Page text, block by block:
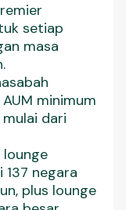
setiap
masa
minimum
dari
lounge
negara
plus lounge